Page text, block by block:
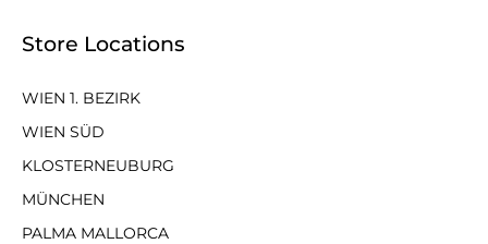
Store Locations
WIEN 1. BEZIRK
WIEN SÜD
KLOSTERNEUBURG
MÜNCHEN
PALMA MALLORCA